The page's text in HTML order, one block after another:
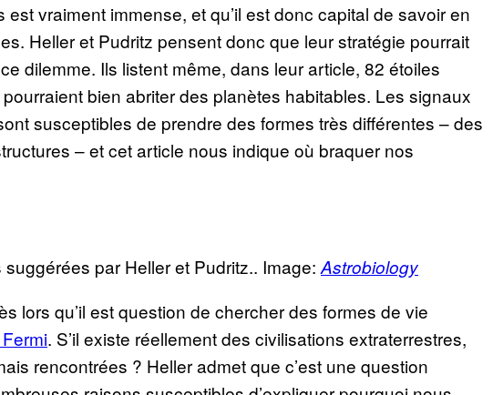
est vraiment immense, et qu’il est donc capital de savoir en
Heller et Pudritz pensent donc que leur stratégie pourrait
dilemme. Ils listent même, dans leur article, 82 étoiles
pourraient bien abriter des planètes habitables. Les signaux
susceptibles de prendre des formes très différentes – des
– et cet article nous indique où braquer nos
par Heller et Pudritz.. Image: Astrobiology
lors qu’il est question de chercher des formes de vie
. S’il existe réellement des civilisations extraterrestres,
rencontrées ? Heller admet que c’est une question